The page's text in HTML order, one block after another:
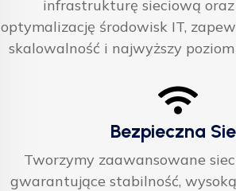
infrastrukturę sieciową
optymalizację środowisk IT,
skalowalność i najwyższy
Bezpieczna
Tworzymy zaawansowane
gwarantujące stabilność,